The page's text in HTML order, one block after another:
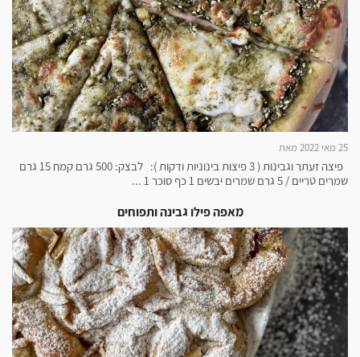
25 מאי 2022 מאת
פיצה זעתר וגבינות ( 3 פיצות בינוניות ודקות ): לבצק: 500 גרם קמח 15 גרם
שמרים טריים / 5 גרם שמרים יבשים 1 כף סוכר 1 ...
מאפה פילו גבינה ותפוחים